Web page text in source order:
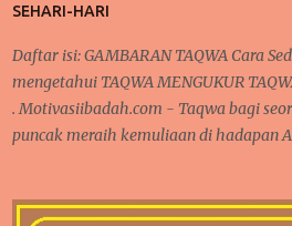
menerangkan, menjelaskan dan
SEHARI-HARI
Daftar isi: GAMBARAN TAQWA Cara
mengetahui TAQWA MENGUKUR
. Motivasiibadah.com - Taqwa bagi
puncak meraih kemuliaan di hadapan
dalam beribadah kepada Allah. Satu